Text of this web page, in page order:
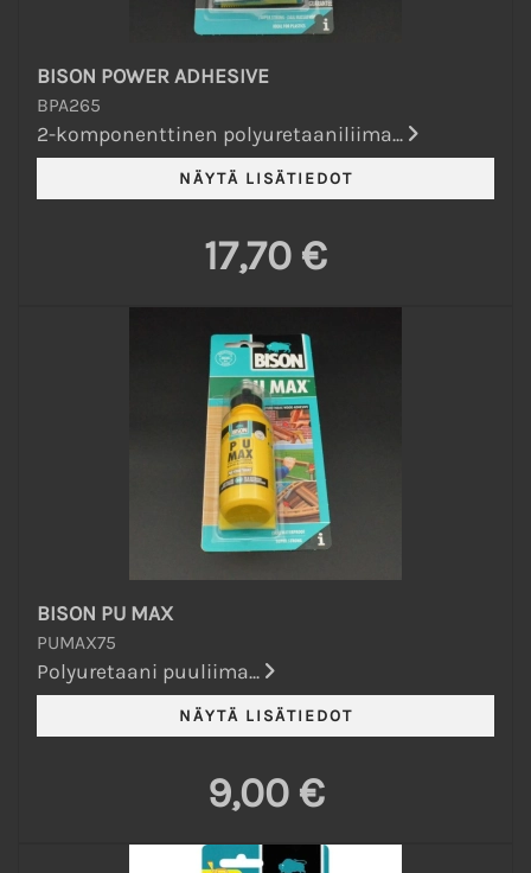
BISON POWER ADHESIVE
BPA265
2-komponenttinen polyuretaaniliima...
17,70 €
BISON PU MAX
PUMAX75
Polyuretaani puuliima...
9,00 €